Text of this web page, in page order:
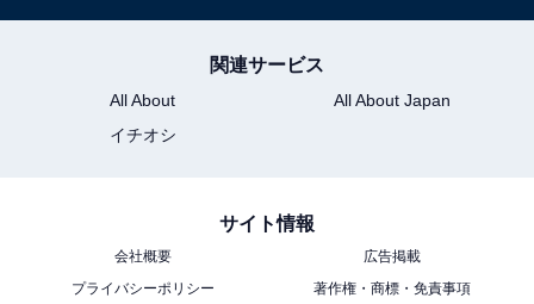
関連サービス
All About
All About Japan
イチオシ
サイト情報
会社概要
広告掲載
プライバシーポリシー
著作権・商標・免責事項